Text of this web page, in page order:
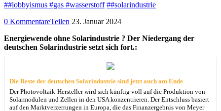
##lobbyismus #gas #wasserstoff ##solarindustrie
0 KommentareTeilen 23. Januar 2024
Energiewende ohne Solarindustrie ? Der Niedergang der
deutschen Solarindustrie setzt sich fort.:
Die Reste der deutschen Solarindustrie sind jetzt auch am Ende
Der Photovoltaik-Hersteller wird sich künftig voll auf die Produktion von
Solarmodulen und Zellen in den USA konzentrieren. Der Entschluss basiert
auf den Marktverzerrungen in Europa, die das Finanzergebnis von Meyer